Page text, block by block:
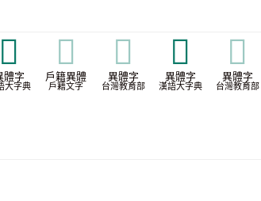
𤰝
體字
大字典
𤰝
戶籍異體
戶籍文字
𤰝
異體字
台灣教育部
𤱶
異體字
漢語大字典
𤱶
異體字
台灣教育部